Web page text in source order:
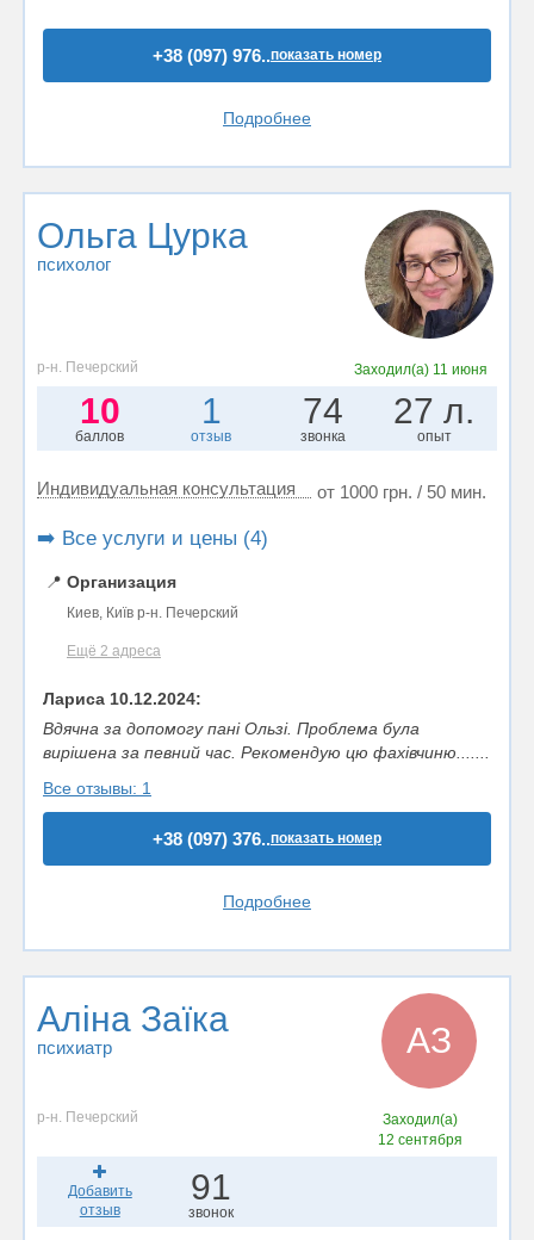
+38 (097) 976..показать номер
Подробнее
Ольга Цурка
психолог
р-н. Печерский Заходил(а) 11 июня
10
баллов
1
отзыв
74
звонка
27 л.
опыт
Индивидуальная консультация от 1000 грн. / 50 мин.
➡️ Все услуги и цены (4)
📍 Организация
Киев, Київ р-н. Печерский
Ещё 2 адреса
Лариса 10.12.2024:
Вдячна за допомогу пані Ользі. Проблема була
вирішена за певний час. Рекомендую цю фахівчиню.......
Все отзывы: 1
+38 (097) 376..показать номер
Подробнее
Аліна Заїка
психиатр АЗ
р-н. Печерский
Заходил(а)
12 сентября
Добавить
отзыв
91
звонок